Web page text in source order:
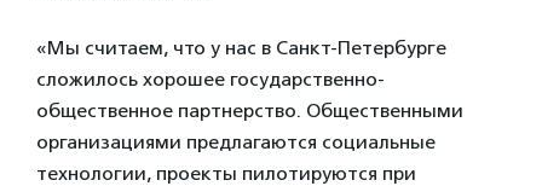
«Мы считаем, что у нас в Санкт-Петербурге
сложилось хорошее государственно-
общественное партнерство. Общественными
организациями предлагаются социальные
технологии, проекты пилотируются при